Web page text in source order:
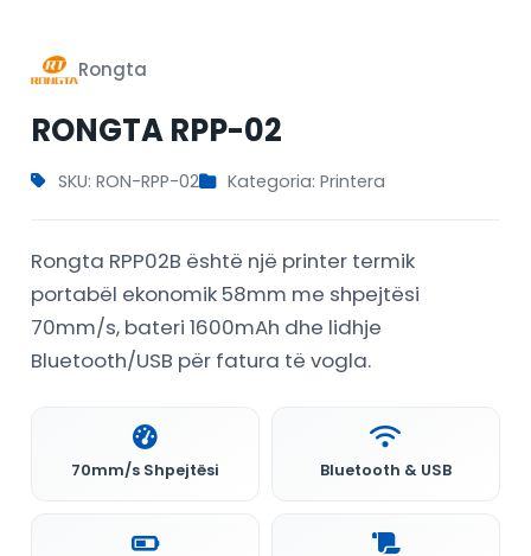
Rongta
RONGTA RPP-02
SKU: RON-RPP-02 Kategoria: Printera
Rongta RPP02B është një printer termik
portabël ekonomik 58mm me shpejtësi
70mm/s, bateri 1600mAh dhe lidhje
Bluetooth/USB për fatura të vogla.
70mm/s Shpejtësi Bluetooth & USB